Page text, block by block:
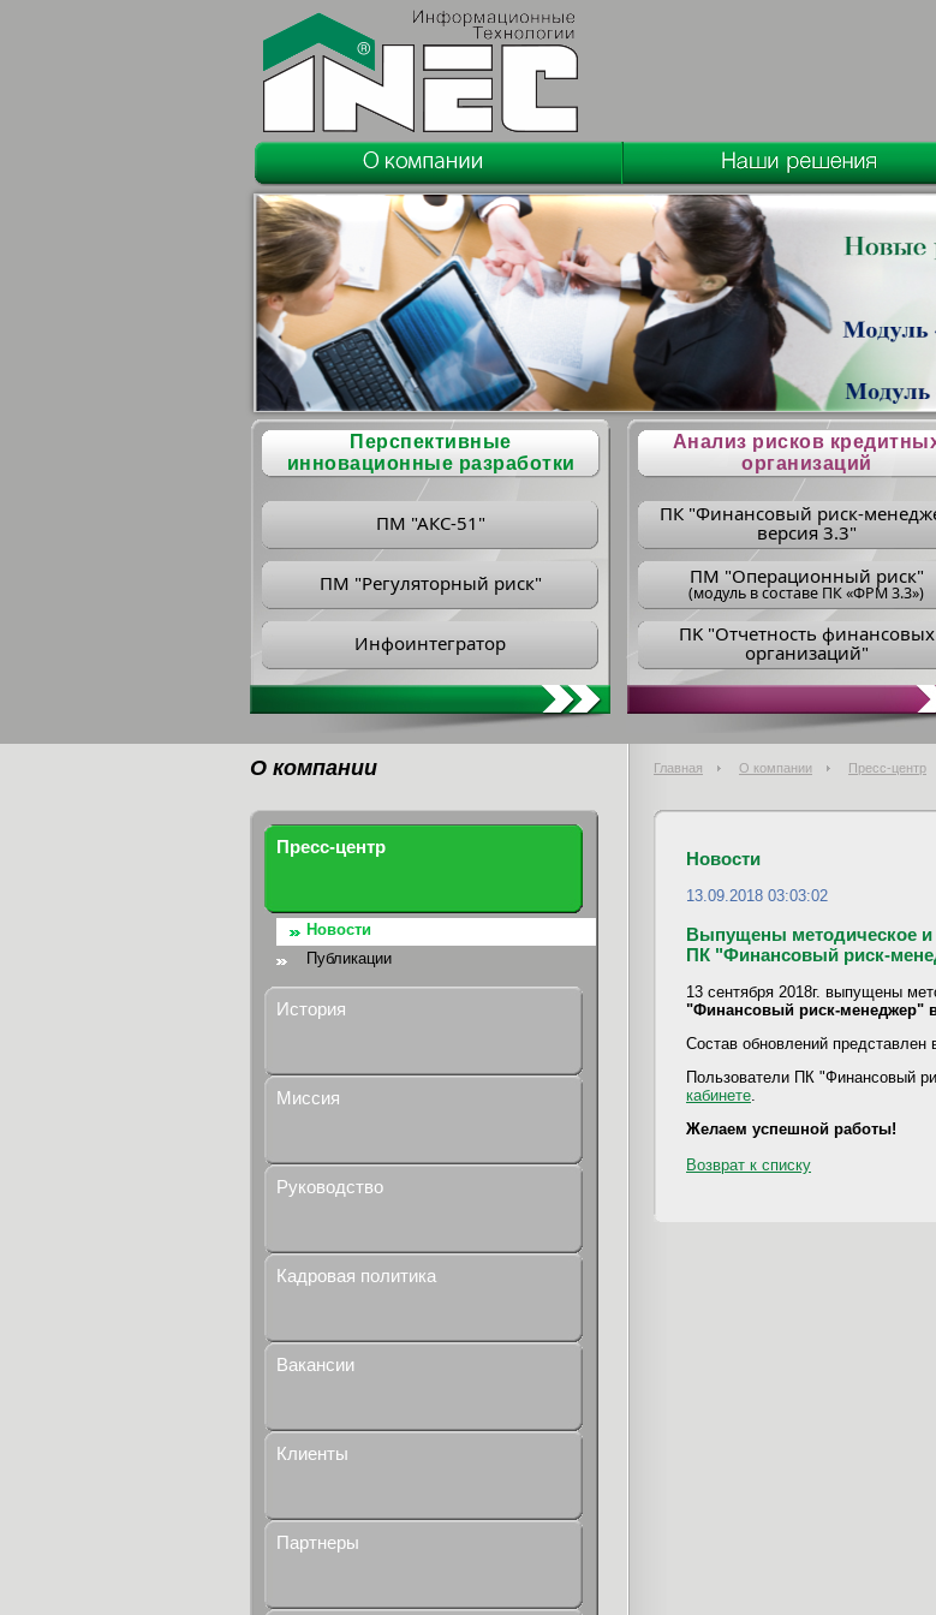
Перспективные
инновационные разработки
ПМ "АКС-51"
ПМ "Регуляторный риск"
Инфоинтегратор
Анализ рисков
организаций
ПК "Финансовый риск-
версия 3.3"
ПM "Операционный риск"
(модуль в составе ПК «ФРМ 3.3»)
ПK "Отчетность финансовых
организаций"
О компании Главная О компании Пресс-центр
Пресс-центр
Новости
Публикации
История
Миссия
Руководство
Кадровая политика
Вакансии
Клиенты
Партнеры
Новости
13.09.2018 03:03:02
Выпущены методическое и
ПК "Финансовый риск-
13 сентября 2018г. выпущены
"Финансовый риск-менеджер"
Состав обновлений представлен
Пользователи ПК "Финансовый
кабинете
Желаем успешной работы!
Возврат к списку